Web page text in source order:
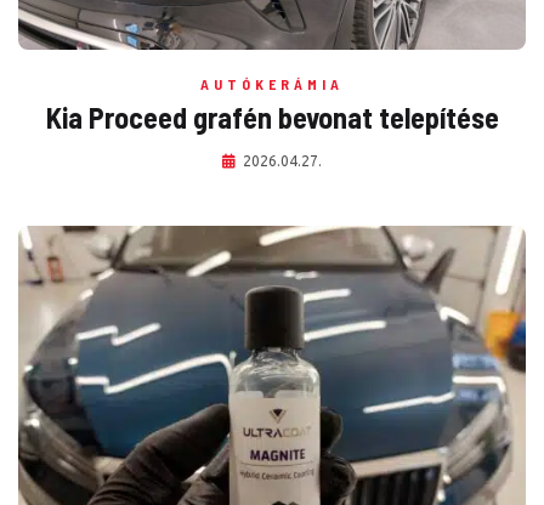
AUTÓKERÁMIA
Kia Proceed grafén bevonat telepítése
2026.04.27.